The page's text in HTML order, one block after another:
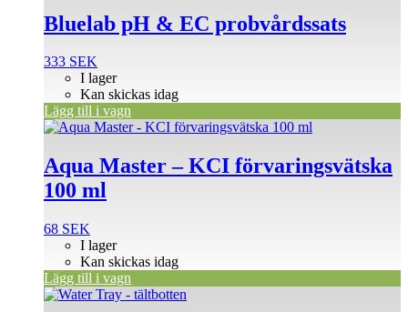
Bluelab pH & EC probvårdssats
333 SEK
I lager
Kan skickas idag
Lägg till i vagn
Aqua Master – KCI förvaringsvätska
100 ml
68 SEK
I lager
Kan skickas idag
Lägg till i vagn
Den